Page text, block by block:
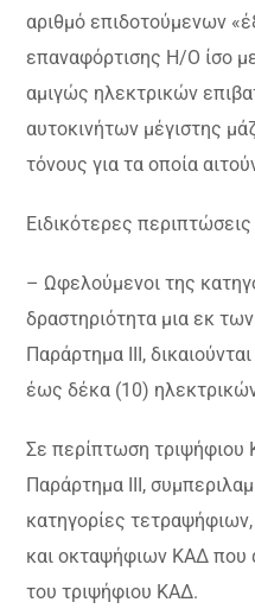
αριθμό επιδοτούμενων
επαναφόρτισης Η/Ο ίσο
αμιγώς ηλεκτρικών
αυτοκινήτων μέγιστης
τόνους για τα οποία
Ειδικότερες
– Ωφελούμενοι της
δραστηριότητα μια εκ
Παράρτημα ΙΙΙ,
έως δέκα (10)
Σε περίπτωση τριψήφιου
Παράρτημα ΙΙΙ,
κατηγορίες
και οκταψήφιων ΚΑΔ που
του τριψήφιου ΚΑΔ.